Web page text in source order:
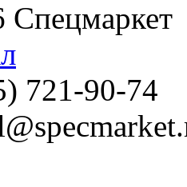
721-90-74